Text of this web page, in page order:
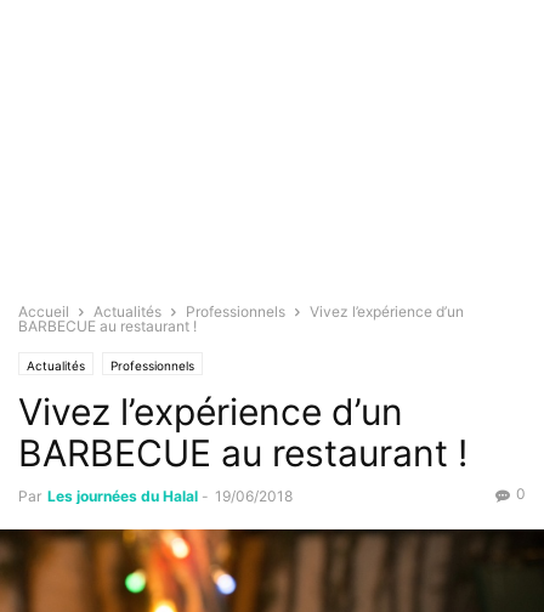
Accueil Actualités Professionnels
Vivez l’expérience d’un
BARBECUE au restaurant !
Actualités Professionnels
Vivez l’expérience d’un
BARBECUE au restaurant !
Par Les journées du Halal - 19/06/2018 0